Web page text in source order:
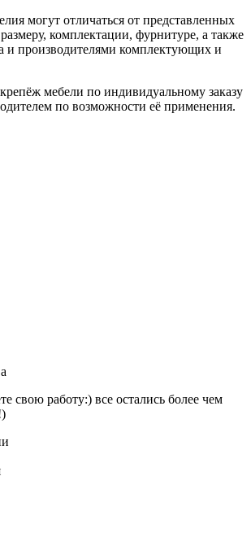
могут отличаться от представленных
комплектации, фурнитуре, а также
и производителями комплектующих и
мебели по индивидуальному заказу
по возможности её применения.
свою работу:) все остались более чем